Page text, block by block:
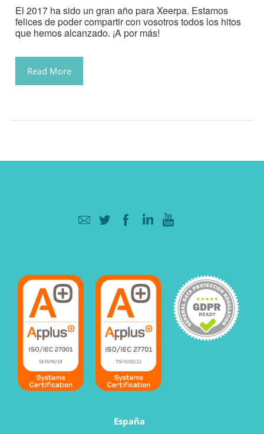
El 2017 ha sido un gran año para Xeerpa. Estamos
felices de poder compartir con vosotros todos los hitos
que hemos alcanzado. ¡A por más!
Read More
España